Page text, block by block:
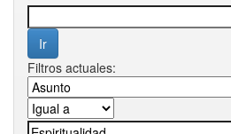
Filtros actuales: